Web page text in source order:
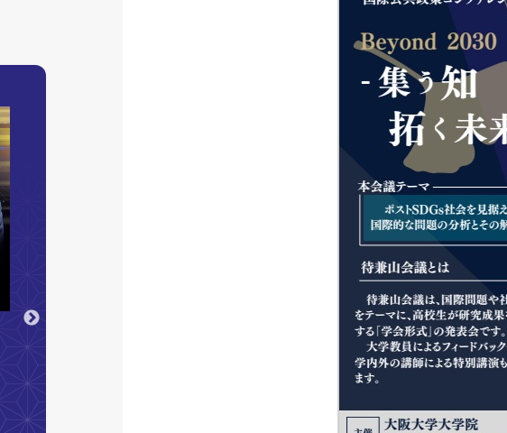
「大阪大学LINKS
2026」のご案内
2026
6.3